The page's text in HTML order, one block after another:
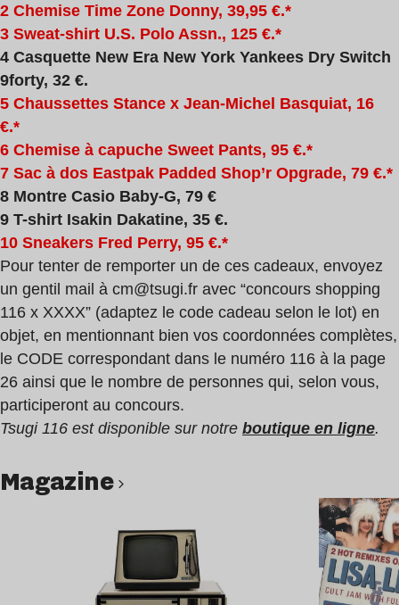
2 Chemise Time Zone Donny, 39,95 €.*
3 Sweat-shirt U.S. Polo Assn., 125 €.*
4 Casquette New Era New York Yankees Dry Switch
9forty, 32 €.
5 Chaussettes Stance x Jean-Michel Basquiat, 16
€.*
6 Chemise à capuche Sweet Pants, 95 €.*
7 Sac à dos Eastpak Padded Shop’r Opgrade, 79 €.*
8 Montre Casio Baby-G, 79 €
9 T-shirt Isakin Dakatine, 35 €.
10 Sneakers Fred Perry, 95 €.*
Pour tenter de remporter un de ces cadeaux, envoyez
un gentil mail à cm@tsugi.fr avec “concours shopping
116 x XXXX” (adaptez le code cadeau selon le lot) en
objet, en mentionnant bien vos coordonnées complètes,
le CODE correspondant dans le numéro 116 à la page
26 ainsi que le nombre de personnes qui, selon vous,
participeront au concours.
Tsugi 116 est disponible sur notre boutique en ligne.
magazine